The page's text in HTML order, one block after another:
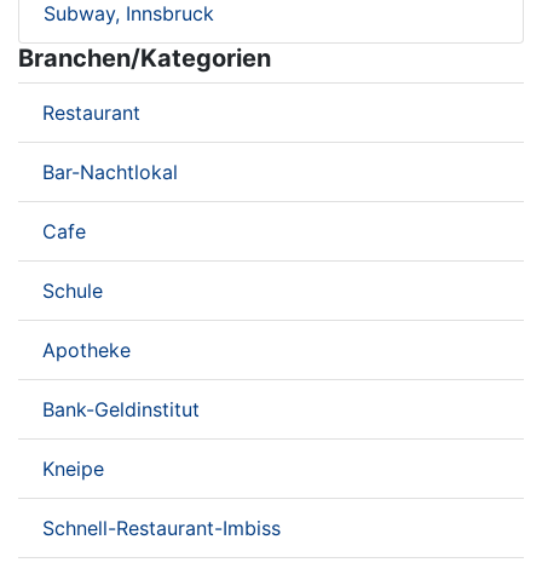
Subway, Innsbruck
Branchen/Kategorien
Restaurant
Bar-Nachtlokal
Cafe
Schule
Apotheke
Bank-Geldinstitut
Kneipe
Schnell-Restaurant-Imbiss